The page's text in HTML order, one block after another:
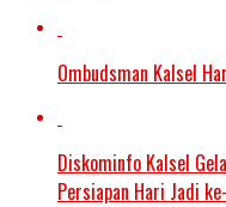
Ombudsman Kalsel
Diskominfo Kalsel
Persiapan Hari Jadi